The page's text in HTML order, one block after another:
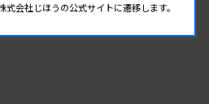
会社じほうの公式サイトに遷移します。